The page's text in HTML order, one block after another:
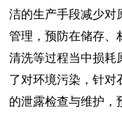
洁的生产手段减少对
管理，预防在储存、
清洗等过程当中损耗
了对环境污染，针对
的泄露检查与维护，